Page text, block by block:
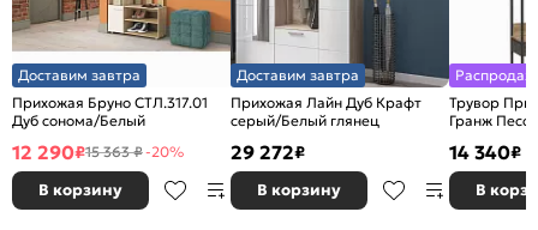
Доставим завтра
Прихожая Бруно СТЛ.317.01
Дуб сонома/Белый
12 290₽15 363 ₽-20%
В корзину
Доставим завтра
Прихожая Лайн Дуб Крафт
серый/Белый глянец
29 272₽
В корзину
Трувор
Гранж
14 340₽
В